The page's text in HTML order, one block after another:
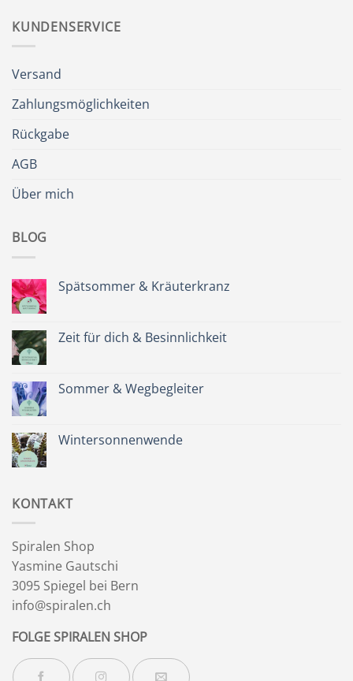
KUNDENSERVICE
Versand
Zahlungsmöglichkeiten
Rückgabe
AGB
Über mich
BLOG
Spätsommer & Kräuterkranz
Spätsommer
&
Zeit für dich & Besinnlichkeit
Zeit
für
Sommer & Wegbegleiter
Sommer
&
Wintersonnenwende
KONTAKT
Spiralen Shop
Yasmine Gautschi
3095 Spiegel bei Bern
info@spiralen.ch
FOLGE SPIRALEN SHOP